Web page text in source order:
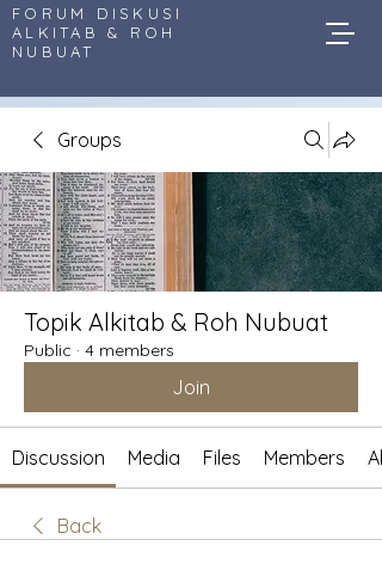
FORUM DISKUSI
ALKITAB & ROH
NUBUAT
Groups
Topik Alkitab & Roh Nubuat
Public · 4 members
Join
Discussion Media Files Members
Back